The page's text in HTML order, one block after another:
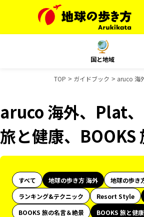
国と地域
TOP ガイドブック aruco 海
aruco 海外、Plat
旅と健康、BOOKS
すべて 地球の歩き方 海外 地球の歩き
ランキング&テクニック
Resort Style
BOOKS 旅の名言＆絶景
BOOKS 旅と健康